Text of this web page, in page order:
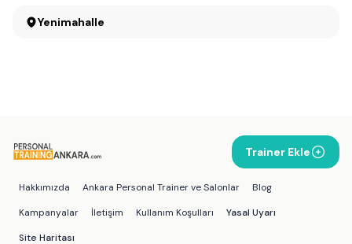
Yenimahalle
Trainer Ekle
Hakkımızda Ankara Personal Trainer ve Salonlar
Blog
Kampanyalar
İletişim Kullanım Koşulları
Yasal Uyarı
Site Haritası